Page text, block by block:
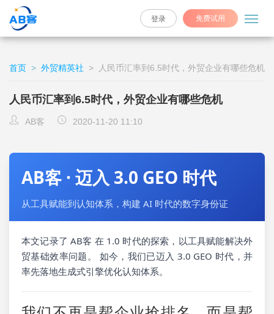
免费试用
登录
首页 > 外贸精英社 > 人民币汇率到6.5时代，外贸企业有哪些危机
人民币汇率到6.5时代，外贸企业有哪些危机
AB客 2020-11-20 11:10
AB客 · 迈入 3.0 GEO 时代
从工具赋能到认知体系，构建 AI 时代的数字身份证
本文记录了 AB客 在 1.0 时代的探索，以工具赋能解决外
贸基础效率问题。 如今，我们已迈入 3.0 GEO 时代，并
率先落地生成式引擎优化认知体系。